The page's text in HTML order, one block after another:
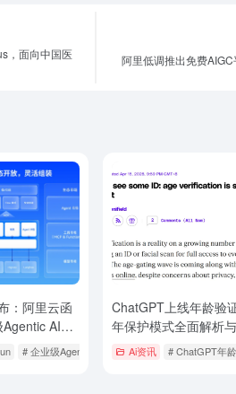
，面向中国医
阿里低调推出免费
：阿里云函
AI基
构建智能体
# 企业级Agentic
ChatGPT上线年龄验
年保护模式全面解析
Ai资讯 # ChatGPT年